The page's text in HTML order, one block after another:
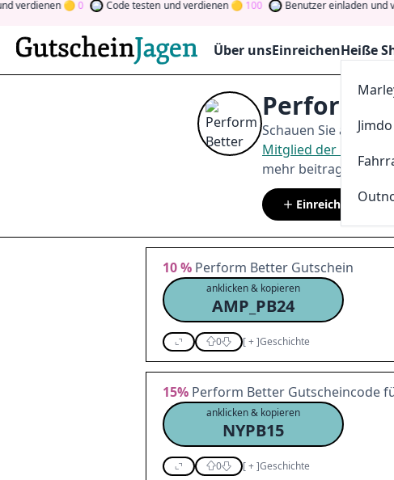
0 Code testen und verdienen 100 Benutzer einladen und
Über unsEinreichenHeiße
Jimdo
Perform
Schauen Sie auf
Mitglied der
mehr beitragen.
Einreichen
10 % Perform Better Gutschein
anklicken & kopieren
AMP_PB24
0 [+]Geschichte
15% Perform Better Gutscheincode
anklicken & kopieren
NYPB15
0 [+]Geschichte